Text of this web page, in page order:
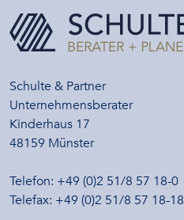
Schulte & Partner
Unternehmensberater
Kinderhaus 17
48159 Münster
Telefon: +49 (0)2 51/8 57 18-0
Telefax: +49 (0)2 51/8 57 18-18